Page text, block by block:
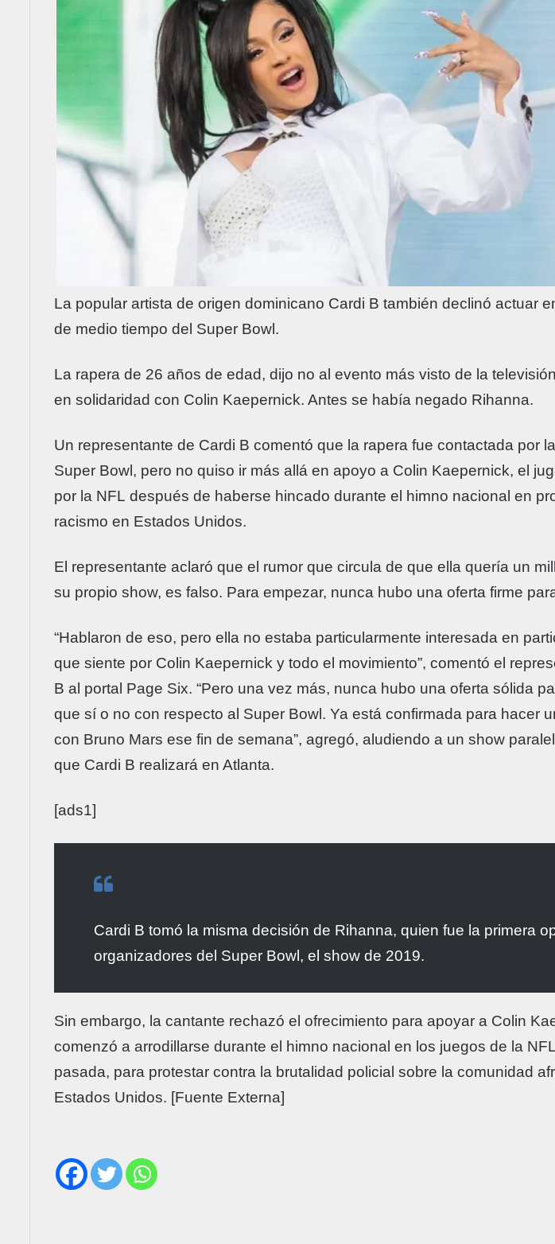
La popular artista de origen dominicano Cardi B también declinó actuar
de medio tiempo del Super Bowl.
La rapera de 26 años de edad, dijo no al evento más visto de la
en solidaridad con Colin Kaepernick. Antes se había negado Rihanna.
Un representante de Cardi B comentó que la rapera fue contactada por
Super Bowl, pero no quiso ir más allá en apoyo a Colin Kaepernick, el
por la NFL después de haberse hincado durante el himno nacional en
racismo en Estados Unidos.
El representante aclaró que el rumor que circula de que ella quería un
su propio show, es falso. Para empezar, nunca hubo una oferta firme
“Hablaron de eso, pero ella no estaba particularmente interesada en
que siente por Colin Kaepernick y todo el movimiento”, comentó el
B al portal Page Six. “Pero una vez más, nunca hubo una oferta sólida
que sí o no con respecto al Super Bowl. Ya está confirmada para hacer
con Bruno Mars ese fin de semana”, agregó, aludiendo a un show
que Cardi B realizará en Atlanta.
[ads1]
Cardi B tomó la misma decisión de Rihanna, quien fue la primera
organizadores del Super Bowl, el show de 2019.
Sin embargo, la cantante rechazó el ofrecimiento para apoyar a Colin
comenzó a arrodillarse durante el himno nacional en los juegos de la
pasada, para protestar contra la brutalidad policial sobre la comunidad
Estados Unidos. [Fuente Externa]